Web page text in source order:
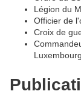
Légion du
Officier de
Croix de
Luxembourg